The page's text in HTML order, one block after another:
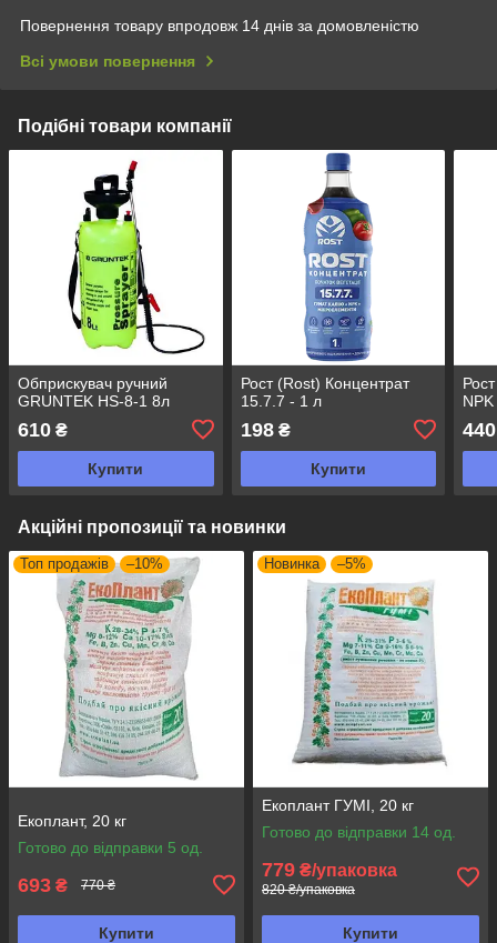
Повернення товару впродовж 14 днів за домовленістю
Всі умови повернення
Подібні товари компанії
Обприскувач ручний
GRUNTEK HS-8-1 8л
610 ₴
Купити
Рост (Rost) Концентрат
15.7.7 - 1 л
198₴
Купити
440
Акційні пропозиції та новинки
Топ продажів –10%
Екоплант, 20 кг
Готово до відправки 5 од.
693 ₴ 770 ₴
Купити
Новинка –5%
Екоплант ГУМІ, 20 кг
Готово до відправки 14 од.
779 ₴/упаковка
820 ₴/упаковка
Купити